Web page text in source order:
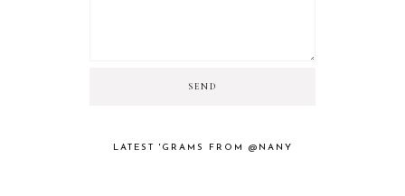
LATEST 'GRAMS FROM @NANY